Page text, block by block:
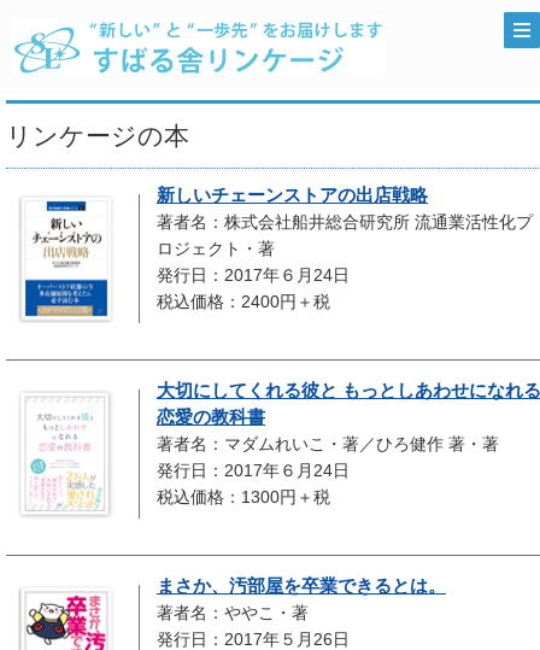
リンケージの本
新しいチェーンストアの出店戦略
著者名：株式会社船井総合研究所 流通業活性化プ
ロジェクト・著
発行日：2017年６月24日
税込価格：2400円＋税
大切にしてくれる彼と もっとしあわせになれる
恋愛の教科書
著者名：マダムれいこ・著／ひろ健作 著・著
発行日：2017年６月24日
税込価格：1300円＋税
まさか、汚部屋を卒業できるとは。
著者名：ややこ・著
発行日：2017年５月26日